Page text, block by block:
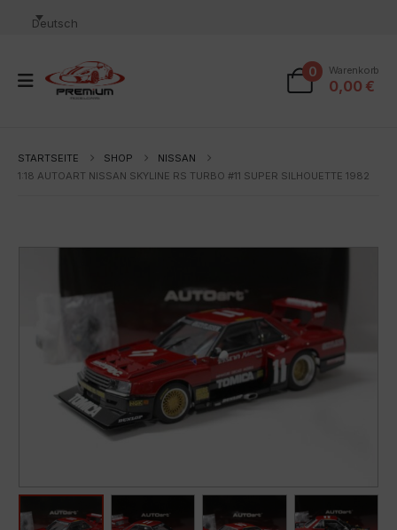
Deutsch
0 Warenkorb
0,00 €
STARTSEITE SHOP
NISSAN
1:18 AUTOART NISSAN SKYLINE RS TURBO #11 SUPER SILHOUETTE 1982